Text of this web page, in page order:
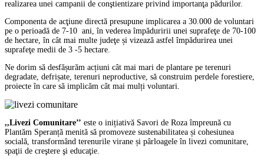
realizarea unei campanii de conştientizare privind importanţa pădurilor.
Componenta de acţiune directă presupune implicarea a 30.000 de voluntari
pe o perioadă de 7-10 ani, în vederea împăduririi unei suprafeţe de 70-100
de hectare, în cât mai multe judeţe și vizează astfel împădurirea unei
suprafeţe medii de 3 -5 hectare.
Ne dorim să desfășurăm acțiuni cât mai mari de plantare pe terenuri
degradate, defrișate, terenuri neproductive, să construim perdele forestiere,
proiecte în care să implicăm cât mai mulți voluntari.
,,Livezi Comunitare’’ este o inițiativă Savori de Roza împreună cu
Plantăm Speranță menită să promoveze sustenabilitatea și cohesiunea
socială, transformând terenurile virane și pârloagele în livezi comunitare,
spaţii de creştere şi educaţie.